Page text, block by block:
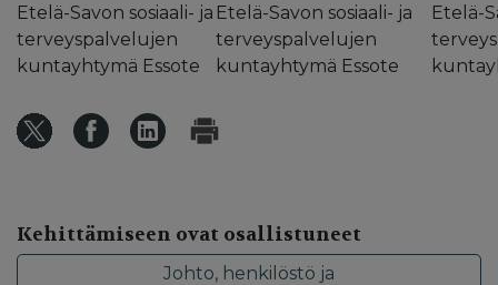
Etelä-Savon sosiaali- ja
terveyspalvelujen
kuntayhtymä Essote
Etelä-Savon sosiaali- ja
terveyspalvelujen
kuntayhtymä Essote
Etelä-
Kehittämiseen ovat osallistuneet
Johto, henkilöstö ja